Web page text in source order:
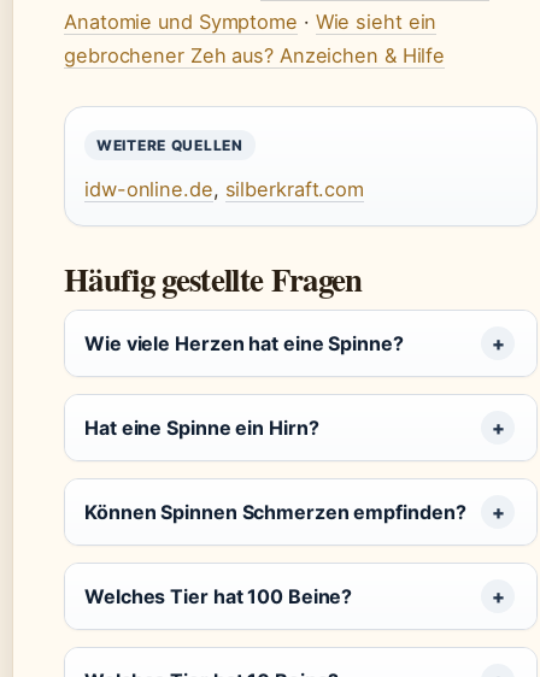
Anatomie und Symptome · Wie sieht ein
gebrochener Zeh aus? Anzeichen & Hilfe
WEITERE QUELLEN
idw-online.de, silberkraft.com
Häufig gestellte Fragen
Wie viele Herzen hat eine Spinne?
Hat eine Spinne ein Hirn?
Können Spinnen Schmerzen empfinden?
Welches Tier hat 100 Beine?